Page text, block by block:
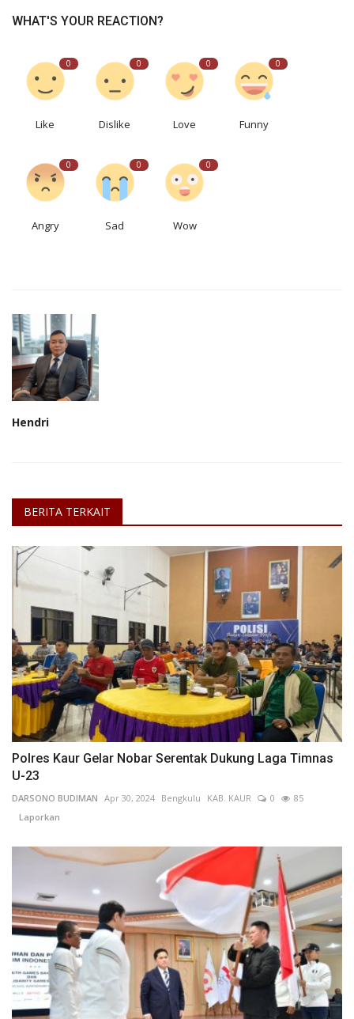
WHAT'S YOUR REACTION?
0
Like
0
Dislike
0
Love
0
Funny
0
Angry
0
Sad
0
Wow
Hendri
BERITA TERKAIT
Polres Kaur Gelar Nobar Serentak Dukung Laga Timnas
U-23
DARSONO BUDIMAN Apr 30, 2024 Bengkulu KAB. KAUR 0
85
Laporkan